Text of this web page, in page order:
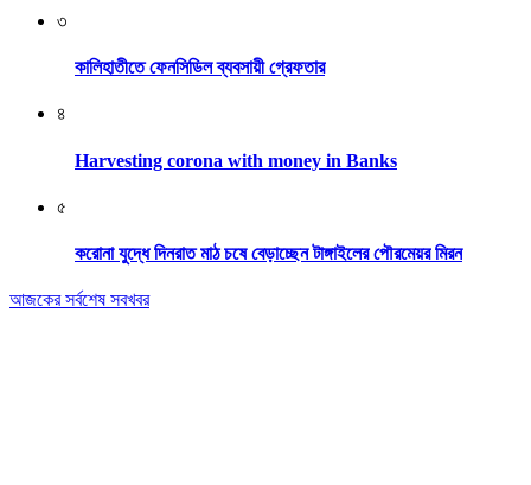
৩
কালিহাতীতে ফেনসিডিল ব্যবসায়ী গ্রেফতার
৪
Harvesting corona with money in Banks
৫
করোনা যুদ্ধে দিনরাত মাঠ চষে বেড়াচ্ছেন টাঙ্গাইলের পৌরমেয়র মিরন
আজকের সর্বশেষ সবখবর